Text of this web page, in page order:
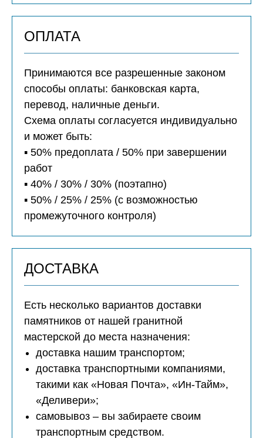
ОПЛАТА
Принимаются все разрешенные законом
способы оплаты: банковская карта,
перевод, наличные деньги.
Схема оплаты согласуется индивидуально
и может быть:
▪️ 50% предоплата / 50% при завершении
работ
▪️ 40% / 30% / 30% (поэтапно)
▪️ 50% / 25% / 25% (с возможностью
промежуточного контроля)
ДОСТАВКА
Есть несколько вариантов доставки
памятников от нашей гранитной
мастерской до места назначения:
доставка нашим транспортом;
доставка транспортными компаниями,
такими как «Новая Почта», «Ин-Тайм»,
«Деливери»;
самовывоз – вы забираете своим
транспортным средством.